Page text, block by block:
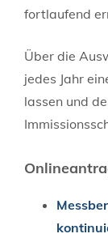
fortlaufend
Über die
jedes Jahr
lassen und